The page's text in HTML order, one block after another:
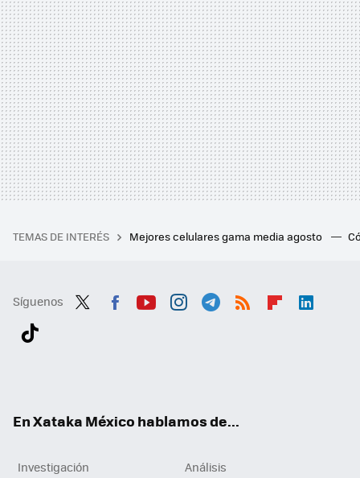
TEMAS DE INTERÉS Mejores celulares gama media agosto
Síguenos
En Xataka México hablamos de...
Investigación
Análisis